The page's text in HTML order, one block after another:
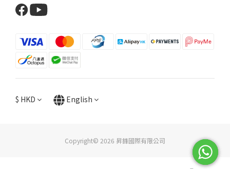
$ HKD English
Copyright© 2026 昇鋒國際有限公司